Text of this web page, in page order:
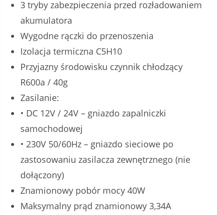
3 tryby zabezpieczenia przed rozładowaniem
akumulatora
Wygodne rączki do przenoszenia
Izolacja termiczna C5H10
Przyjazny środowisku czynnik chłodzący
R600a / 40g
Zasilanie:
• DC 12V / 24V – gniazdo zapalniczki
samochodowej
• 230V 50/60Hz – gniazdo sieciowe po
zastosowaniu zasilacza zewnętrznego (nie
dołączony)
Znamionowy pobór mocy 40W
Maksymalny prąd znamionowy 3,34A